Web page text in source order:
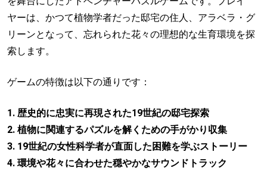
ヤーは、かつて植物学者だった邸宅の住人、アラベラ・グ
リーンとなって、忘れられた花々の理想的な生育環境を探
索します。
ゲームの特徴は以下の通りです：
1. 歴史的に忠実に再現された19世紀の邸宅探索
2. 植物に関連するパズルを解くための手がかり収集
3. 19世紀の女性科学者が直面した困難を学ぶストーリー
4. 環境や花々に合わせた穏やかなサウンドトラック